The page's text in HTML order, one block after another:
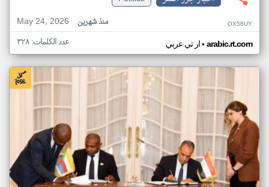
May 24, 2026
منذ شهرين OX58UY
ار تي عربي• arabic.rt.com عدد الكلمات: ٣٢٨